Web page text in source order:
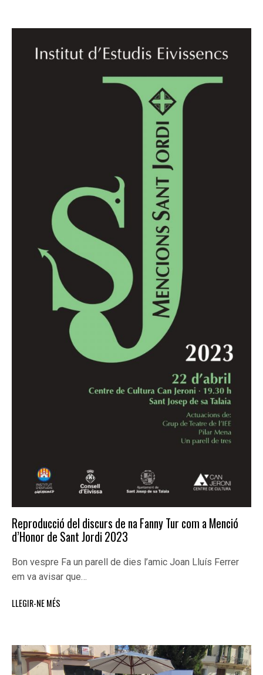
Reproducció del discurs de na Fanny Tur com a Menció
d’Honor de Sant Jordi 2023
Bon vespre Fa un parell de dies l’amic Joan Lluís Ferrer
em va avisar que…
LLEGIR-NE MÉS